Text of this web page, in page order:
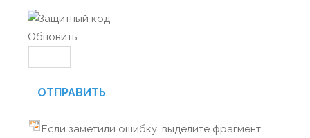
Обновить
ОТПРАВИТЬ
Если заметили ошибку, выделите фрагмент